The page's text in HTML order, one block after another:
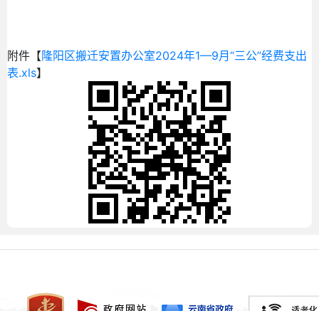
附件【隆阳区搬迁安置办公室2024年1—9月“三公”经费支出
表.xls】